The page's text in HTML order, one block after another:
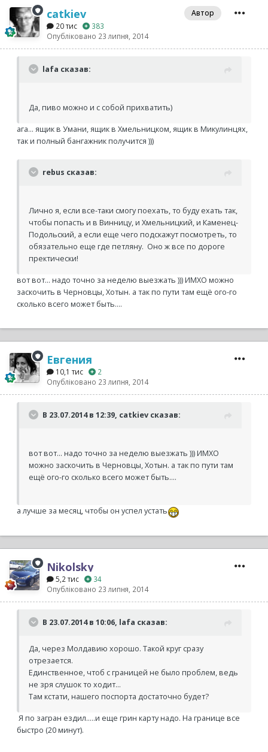
catkiev
20 тис
383
Опубліковано 23 липня, 2014
Автор
lafa сказав:
Да, пиво можно и с собой прихватить)
ага... ящик в Умани, ящик в Хмельницком, ящик в Микулинцях,
так и полный бангажник получится )))
rebus сказав:
Лично я, если все-таки смогу поехать, то буду ехать так,
чтобы попасть и в Винницу, и Хмельницкий, и Каменец-
Подольский, а если еще чего подскажут посмотреть, то
обязательно еще где петляну. Оно ж все по дороге
пректически!
вот вот... надо точно за неделю выезжать ))) ИМХО можно
заскочить в Черновцы, Хотын. а так по пути там ещё ого-го
сколько всего может быть....
Евгения
10,1 тис
2
Опубліковано 23 липня, 2014
В 23.07.2014 в 12:39, catkiev сказав:
вот вот... надо точно за неделю выезжать ))) ИМХО
можно заскочить в Черновцы, Хотын. а так по пути там
ещё ого-го сколько всего может быть....
а лучше за месяц, чтобы он успел устать
Nikolsky
5,2 тис
34
Опубліковано 23 липня, 2014
В 23.07.2014 в 10:06, lafa сказав:
Да, через Молдавию хорошо. Такой круг сразу
отрезается.
Единственное, чтоб с границей не было проблем, ведь
не зря слушок то ходит...
Там кстати, нашего поспорта достаточно будет?
Я по загран ездил.....и еще грин карту надо. На границе все
быстро (20 минут).